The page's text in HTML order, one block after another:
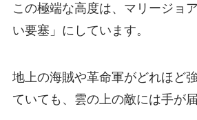
この極端な高度は、マリージョ
い要塞」にしています。
地上の海賊や革命軍がどれほど
ていても、雲の上の敵には手が届